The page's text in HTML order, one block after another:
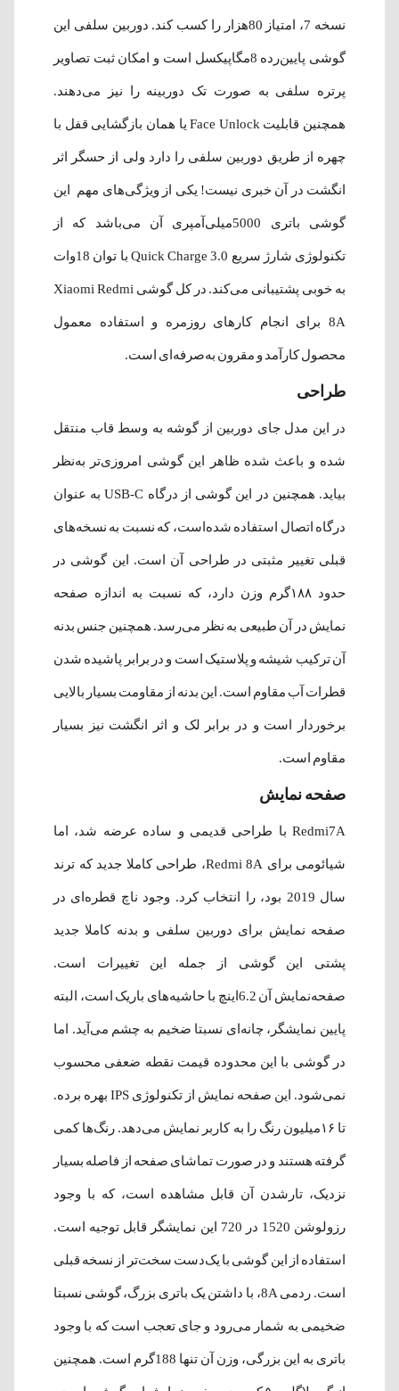
نسخه 7، امتیاز 80هزار را کسب کند. دوربین سلفی این
گوشی پایین‌رده 8مگاپیکسل است و امکان ثبت تصاویر
پرتره سلفی به صورت تک دوربینه را نیز می‌دهند.
همچنین قابلیت Face Unlock یا همان بازگشایی قفل با
چهره از طریق دوربین سلفی را دارد ولی از حسگر اثر
انگشت در آن خبری نیست! یکی از ویژگی‌های مهم این
گوشی باتری 5000میلی‌آمپری آن می‌باشد که از
تکنولوژی شارژ سریع Quick Charge 3.0 با توان 18وات
به خوبی پشتیبانی می‌کند. در کل گوشی Xiaomi Redmi
8A برای انجام کارهای روزمره و استفاده معمول
محصول کارآمد و مقرون به‌صرفه‌ای است.
طراحی
در این مدل جای دوربین از گوشه به وسط قاب منتقل
شده و باعث شده ظاهر این گوشی امروزی‌تر به‌نظر
بیاید. همچنین در این گوشی از درگاه USB-C به عنوان
درگاه اتصال استفاده شده‌است، که نسبت به نسخه‌های
قبلی تغییر مثبتی در طراحی آن است. این گوشی در
حدود ۱۸۸گرم وزن دارد، که نسبت به اندازه صفحه
نمایش در آن طبیعی به نظر می‌رسد. همچنین جنس بدنه
آن ترکیب شیشه و پلاستیک است و در برابر پاشیده شدن
قطرات آب مقاوم است. این بدنه از مقاومت بسیار بالایی
برخوردار است و در برابر لک و اثر انگشت نیز بسیار
مقاوم است.
صفحه نمایش
Redmi7A با طراحی قدیمی و ساده عرضه شد، اما
شیائومی برای Redmi 8A، طراحی کاملا جدید که ترند
سال 2019 بود، را انتخاب کرد. وجود ناچ قطره‌ای در
صفحه نمایش برای دوربین سلفی و بدنه کاملا جدید
پشتی این گوشی از جمله این تغییرات است.
صفحه‌نمایش آن 6.2اینچ با حاشیه‌های باریک است، البته
پایین نمایشگر، چانه‌ای نسبتا ضخیم به چشم می‌آید. اما
در گوشی با این محدوده قیمت نقطه ضعفی محسوب
نمی‌شود. این صفحه نمایش از تکنولوژی IPS بهره برده.
تا ۱۶میلیون رنگ را به کاربر نمایش می‌دهد. رنگ‌ها کمی
گرفته هستند و در صورت تماشای صفحه از فاصله بسیار
نزدیک، تارشدن آن قابل مشاهده است، که با وجود
رزولوشن 1520 در 720 این نمایشگر قابل توجیه است.
استفاده از این گوشی با یک‌‌دست سخت‌‌تر از نسخه قبلی
است. ردمی 8A، با داشتن یک باتری بزرگ، گوشی نسبتا
ضخیمی به شمار می‌رود و جای تعجب است که با وجود
باتری به این بزرگی، وزن آن تنها 188گرم است. همچنین